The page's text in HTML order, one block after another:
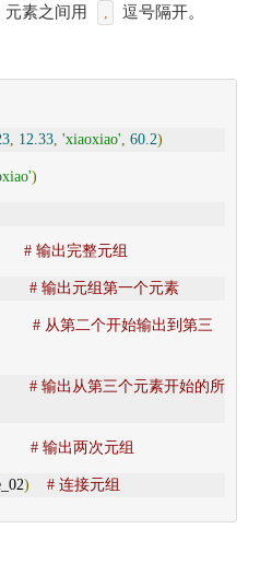
元素之间用
逗号隔开。
, 12.33, 'xiaoxiao' 60.2)
)
# 输出完整元组
# 输出元组第一个元素
# 从第二个开始输出到第三
# 输出从第三个元素开始的所
# 输出两次元组
) # 连接元组